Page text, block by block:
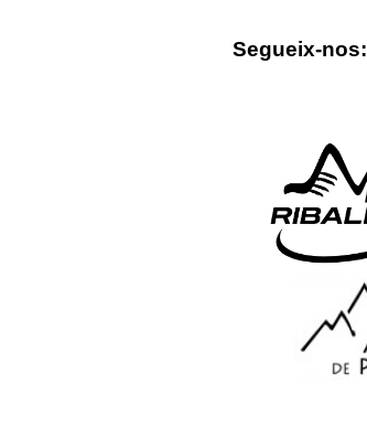
Segueix-nos: